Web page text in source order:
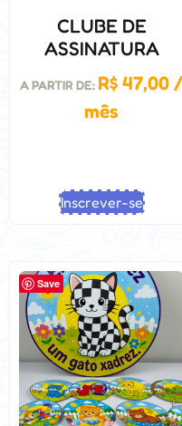
CLUBE DE
ASSINATURA
A PARTIR DE: R$ 47,00 /
mês
Inscrever-se
Save